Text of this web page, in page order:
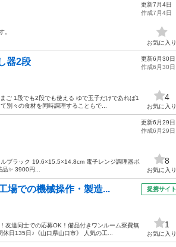
。
更新7月4日
作成7月4日
お気に入り
器2段
1段でも2段でも使える ゆで玉子だけであれば1
別々の食材を同時調理することもで...
更新6月30日
作成6月30日
4
お気に入り
ブラック 19.6×15.5×14.8cm 電子レンジ調理器ポ
✨️ 3900円...
更新6月29日
作成6月29日
8
お気に入り
場での機械操作・製造...
友達同士での応募OK！備品付きワンルーム寮費無
日135日♪《山口県山口市》 人気の工...
提携サイト
1
お気に入り